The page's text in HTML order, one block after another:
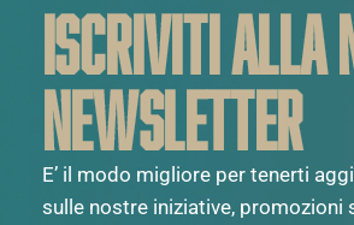
ISCRIVITI ALLA
NEWSLETTER
E’ il modo migliore per tenerti
sulle nostre iniziative, promozioni